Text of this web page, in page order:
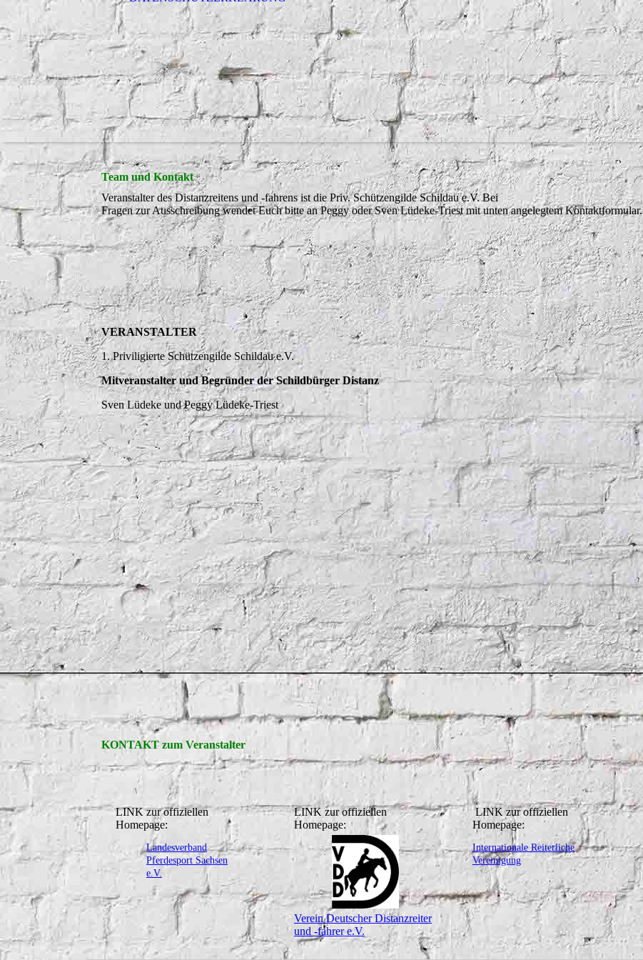
Team und Kontakt
Veranstalter des Distanzreitens und -fahrens ist die Priv. Schützengilde Schildau e.V. Bei
Fragen zur Ausschreibung wendet Euch bitte an Peggy oder Sven Lüdeke-Triest mit unten angelegtem Kontaktformular.
VERANSTALTER
1. Priviligierte Schützengilde Schildau e.V.
Mitveranstalter und Begründer der Schildbürger Distanz
Sven Lüdeke und Peggy Lüdeke-Triest
KONTAKT zum Veranstalter
LINK zur offiziellen
Homepage:
Landesverband
Pferdesport Sachsen
e.V.
LINK zur offiziellen
Homepage:
Verein Deutscher Distanzreiter
und -fahrer e.V.
LINK zur offiziellen
Homepage:
Internationale Reiterliche
Vereinigung